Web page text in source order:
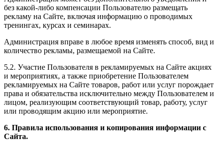
без какой-либо компенсации Пользователю размещать
рекламу на Сайте, включая информацию о проводимых
тренингах, курсах и семинарах.
Администрация вправе в любое время изменять способ, вид и
количество рекламы, размещаемой на Сайте.
5.2. Участие Пользователя в рекламируемых на Сайте акциях
и мероприятиях, а также приобретение Пользователем
рекламируемых на Сайте товаров, работ или услуг порождает
права и обязательства исключительно между Пользователем и
лицом, реализующим соответствующий товар, работу, услуг
или проводящим акцию или мероприятие.
6. Правила использования и копирования информации с
Сайта.